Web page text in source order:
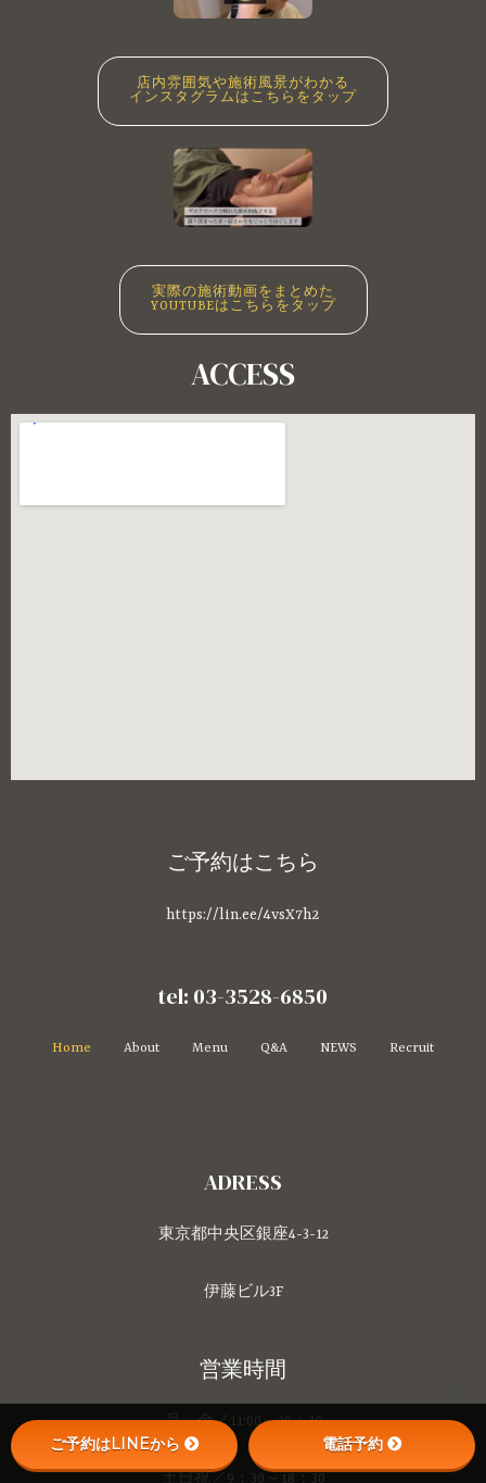
店内雰囲気や施術風景がわかる
インスタグラムはこちらをタップ
実際の施術動画をまとめた
YOUTUBEはこちらをタップ
ACCESS
ご予約はこちら
https://lin.ee/4vsX7h2
tel: 03-3528-6850
Home About Menu Q&A NEWS Recruit
ADRESS
東京都中央区銀座4-3-12
伊藤ビル3F
営業時間
月～金／11:00～20：30
土日祝／9：30～18：30
ご予約はLINEから 電話予約